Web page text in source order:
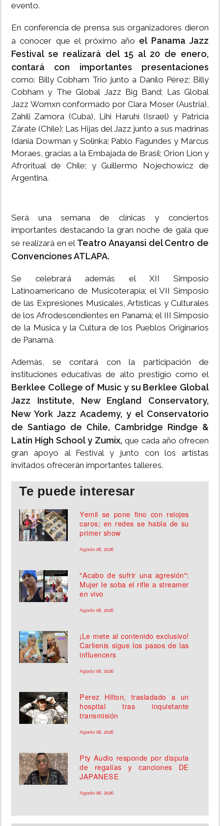
evento.
En conferencia de prensa sus organizadores dieron
a conocer que el próximo año el Panama Jazz
Festival se realizará del 15 al 20 de enero,
contará con importantes presentaciones
como: Billy Cobham Trio junto a Danilo Pérez; Billy
Cobham y The Global Jazz Big Band; Las Global
Jazz Womxn conformado por Ciara Moser (Austria),
Zahili Zamora (Cuba), Lihi Haruhi (Israel) y Patricia
Zárate (Chile); Las Hijas del Jazz junto a sus madrinas
Idania Dowman y Solinka; Pablo Fagundes y Marcus
Moraes, gracias a la Embajada de Brasil; Orion Lion y
Afroritual de Chile; y Guillermo Nojechowicz de
Argentina.
Será una semana de clínicas y conciertos
importantes destacando la gran noche de gala que
se realizará en el Teatro Anayansi del Centro de
Convenciones ATLAPA.
Se celebrará además el XII Simposio
Latinoamericano de Musicoterapia; el VII Simposio
de las Expresiones Musicales, Artísticas y Culturales
de los Afrodescendientes en Panamá; el III Simposio
de la Música y la Cultura de los Pueblos Originarios
de Panamá.
Además, se contará con la participación de
instituciones educativas de alto prestigio como el
Berklee College of Music y su Berklee Global
Jazz Institute, New England Conservatory,
New York Jazz Academy, y el Conservatorio
de Santiago de Chile, Cambridge Rindge &
Latin High School y Zumix, que cada año ofrecen
gran apoyo al Festival y junto con los artistas
invitados ofrecerán importantes talleres.
Te puede interesar
Yemil se pone fino con relojes
caros; en redes se habla de su
primer show
Agosto 06, 2026
"Acabo de sufrir una agresión":
Mujer le soba el rifle a streamer
en vivo
Agosto 06, 2026
¡Le mete al contenido exclusivo!
Carlienis sigue los pasos de las
influencers
Agosto 06, 2026
Perez Hilton, trasladado a un
hospital tras inquietante
transmisión
Agosto 06, 2026
Pty Audio responde por disputa
de regalías y canciones DE
JAPANESE
Agosto 06, 2026